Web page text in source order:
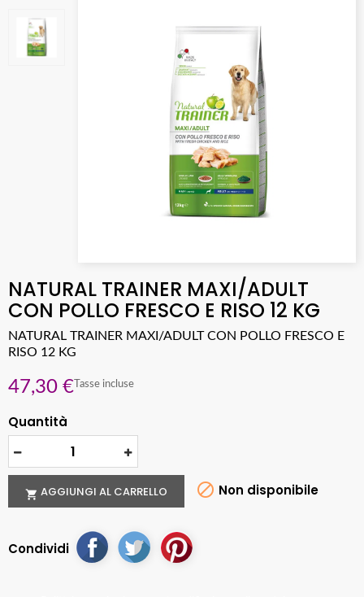
NATURAL TRAINER MAXI/ADULT
CON POLLO FRESCO E RISO 12 KG
NATURAL TRAINER MAXI/ADULT CON POLLO FRESCO E
RISO 12 KG
47,30 € Tasse incluse
Quantità
 AGGIUNGI AL CARRELLO  Non disponibile
Condividi